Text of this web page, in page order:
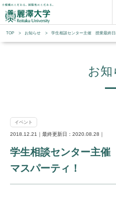
TOP お知らせ 学生相談センター主催 授業最終日
お知
イベント
2018.12.21｜最終更新日：2020.08.28｜
学生相談センター主
マスパーティ！